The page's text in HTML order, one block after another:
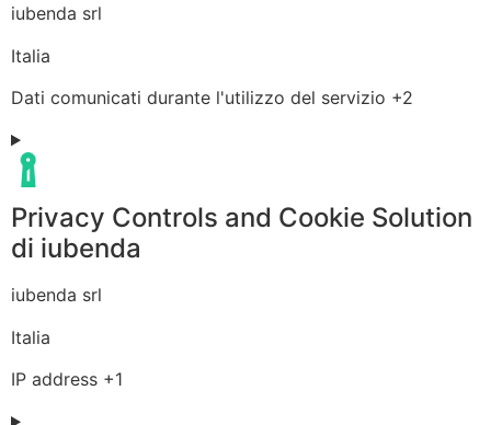
Azienda:
iubenda srl
Luogo
trattamento:
Italia
Dati
trattati:
Dati comunicati durante l'utilizzo del servizio +2
Privacy Controls and Cookie Solution
di iubenda
Azienda:
iubenda srl
Luogo
trattamento:
Italia
Dati
IP address +1